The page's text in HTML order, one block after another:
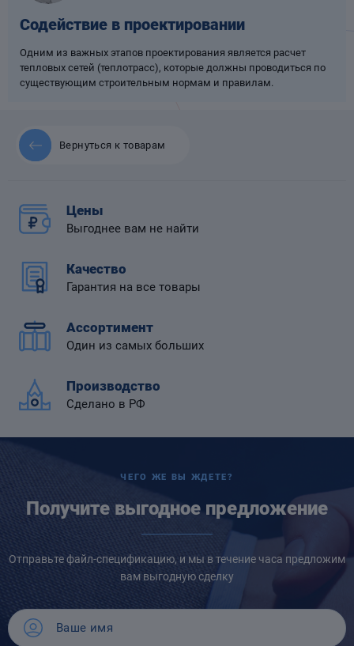
Содействие в проектировании
Одним из важных этапов проектирования является расчет
тепловых сетей (теплотрасс), которые должны проводиться по
существующим строительным нормам и правилам.
Вернуться к товарам
Цены
Выгоднее вам не найти
Качество
Гарантия на все товары
Ассортимент
Один из самых больших
Производство
Сделано в РФ
ЧЕГО ЖЕ ВЫ ЖДЕТЕ?
Получите выгодное предложение
Отправьте файл-спецификацию, и мы в течение часа предложим
вам выгодную сделку
Компенсаторы